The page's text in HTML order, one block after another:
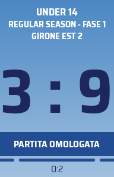
UNDER 14
REGULAR SEASON - FASE 1
GIRONE EST 2
3 : 9
PARTITA OMOLOGATA
0:2